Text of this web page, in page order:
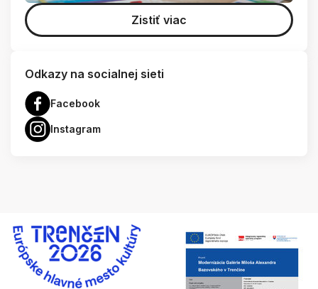
Zistiť viac
Odkazy na socialnej sieti
Facebook
Instagram